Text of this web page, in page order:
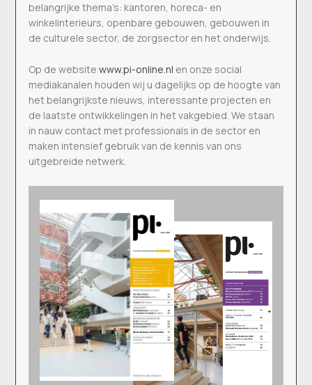
belangrijke thema’s: kantoren, horeca- en
winkelinterieurs, openbare gebouwen, gebouwen in
de culturele sector, de zorgsector en het onderwijs.
Op de websitewww.pi-online.nl en onze social
mediakanalen houden wij u dagelijks op de hoogte van
het belangrijkste nieuws, interessante projecten en
de laatste ontwikkelingen in het vakgebied. We staan
in nauw contact met professionals in de sector en
maken intensief gebruik van de kennis van ons
uitgebreide netwerk.